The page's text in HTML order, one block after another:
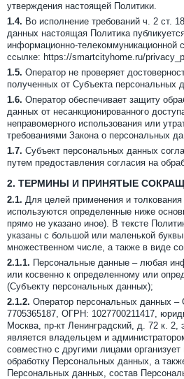
утверждения настоящей Политики.
1.4. Во исполнение требований ч. 2 ст.
данных настоящая Политика
информационно-телекоммуникационной
ссылке: https://smartcityhome.ru/
1.5. Оператор не проверяет
полученных от Субъекта персональных
1.6. Оператор обеспечивает защиту
данных от несанкционированного
неправомерного использования или
требованиями Закона о персональных
1.7. Субъект персональных данных
путем предоставления согласия на
2. ТЕРМИНЫ И ПРИНЯТЫЕ
2.1. Для целей применения и
используются определенные ниже
прямо не указано иное). В тексте
указаны с большой или маленькой
множественном числе, а также в виде
2.1.1. Персональные данные – любая
или косвенно к определенному или
(Субъекту персональных данных);
2.1.2. Оператор персональных
7705365187, ОГРН: 1027700211417,
Москва, пр-кт Ленинградский, д. 72 к.
является владельцем и
совместно с другими лицами
обработку Персональных данных, а
Персональных данных, состав